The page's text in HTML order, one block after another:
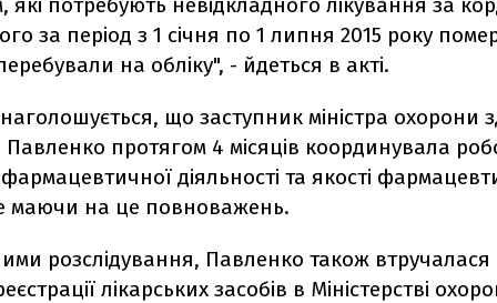
за період з 1 січня по 1 липня 2015 року
на обліку", - йдеться в акті.
що заступник міністра охорони
протягом 4 місяців координувала
діяльності та якості
маючи на це повноважень.
розслідування, Павленко також
лікарських засобів в Міністерстві